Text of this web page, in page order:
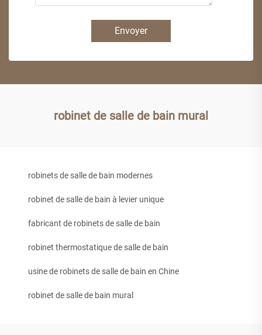
Envoyer
robinet de salle de bain mural
robinets de salle de bain modernes
robinet de salle de bain à levier unique
fabricant de robinets de salle de bain
robinet thermostatique de salle de bain
usine de robinets de salle de bain en Chine
robinet de salle de bain mural